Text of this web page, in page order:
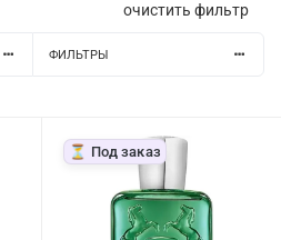
очистить фильтр
ФИЛЬТРЫ
⏳ Под заказ